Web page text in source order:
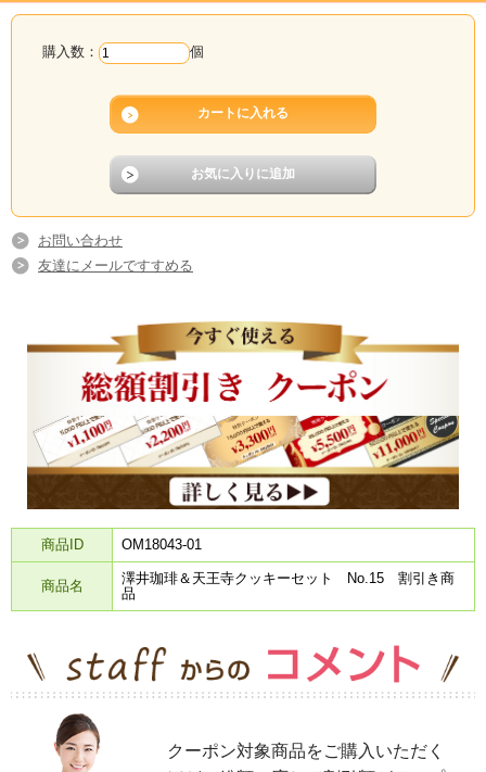
購入数： 個
お問い合わせ
友達にメールですすめる
商品ID OM18043-01
商品名
澤井珈琲＆天王寺クッキーセット No.15 割引き商
品
クーポン対象商品をご購入いただく